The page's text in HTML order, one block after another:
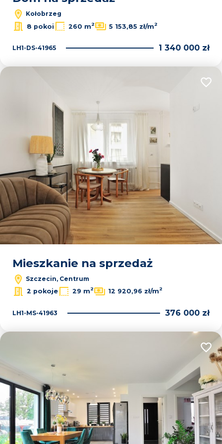
Kołobrzeg
8 pokoi
260 m2 5 153,85 zł/m2
LH1-DS-41965 1 340 000 zł
Mieszkanie na sprzedaż
Szczecin, Centrum
2 pokoje
29 m2 12 920,96 zł/m2
LH1-MS-41963 376 000 zł